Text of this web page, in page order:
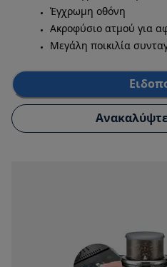
Έγχρωμη οθόνη
Ακροφύσιο ατμού για
Μεγάλη ποικιλία